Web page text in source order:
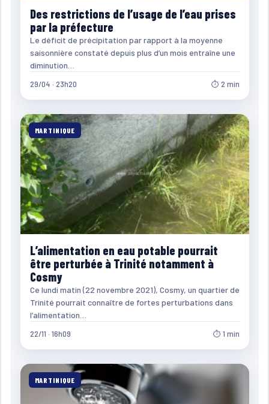
Des restrictions de l’usage de l’eau prises
par la préfecture
Le déficit de précipitation par rapport à la moyenne
saisonnière constaté depuis plus d’un mois entraîne une
diminution…
29/04 · 23h20 ⏱ 2 min
MARTINIQUE
L’alimentation en eau potable pourrait
être perturbée à Trinité notamment à
Cosmy
Ce lundi matin (22 novembre 2021), Cosmy, un quartier de
Trinité pourrait connaître de fortes perturbations dans
l’alimentation…
22/11 · 16h09 ⏱ 1 min
MARTINIQUE